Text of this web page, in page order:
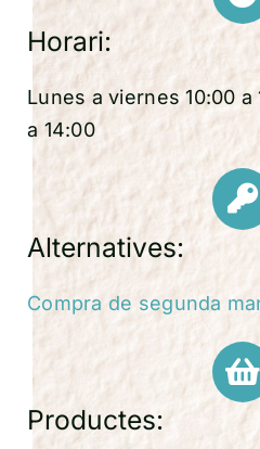
Horari:
Lunes a viernes 10:00 a
a 14:00
Alternatives:
Compra de segunda
Productes: